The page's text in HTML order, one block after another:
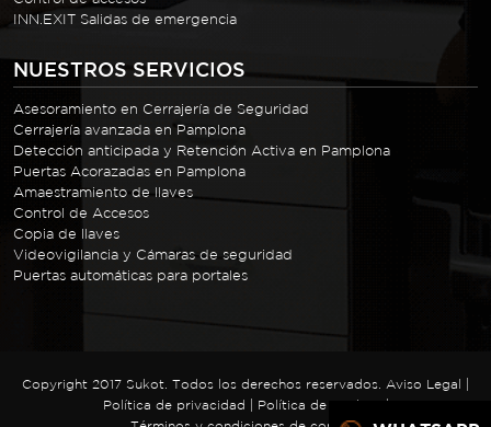
INN.EXIT Salidas de emergencia
NUESTROS SERVICIOS
Asesoramiento en Cerrajería de Seguridad
Cerrajería avanzada en Pamplona
Detección anticipada y Retención Activa en Pamplona
Puertas Acorazadas en Pamplona
Amaestramiento de llaves
Control de Accesos
Copia de llaves
Videovigilancia y Cámaras de seguridad
Puertas automáticas para portales
Copyright 2017 Sukot. Todos los derechos reservados. Aviso Legal
Política de privacidad
Política de cookies
|